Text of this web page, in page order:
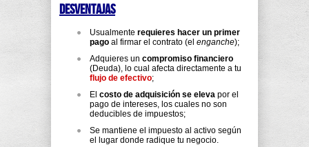
Desventajas
Usualmente requieres hacer un primer
pago al firmar el contrato (el enganche);
Adquieres un compromiso financiero
(Deuda), lo cual afecta directamente a tu
flujo de efectivo;
El costo de adquisición se eleva por el
pago de intereses, los cuales no son
deducibles de impuestos;
Se mantiene el impuesto al activo según
el lugar donde radique tu negocio.